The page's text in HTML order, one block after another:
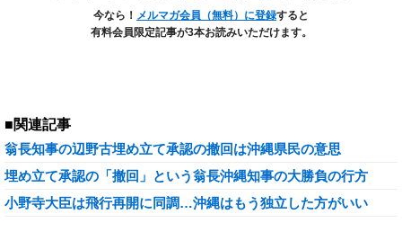
今なら！ メルマガ会員（無料）に登録すると
有料会員限定記事が3本お読みいただけます。
■関連記事
翁長知事の辺野古埋め立て承認の撤回は沖縄県民の意思
埋め立て承認の「撤回」という翁長沖縄知事の大勝負の行方
小野寺大臣は飛行再開に同調…沖縄はもう独立した方がいい